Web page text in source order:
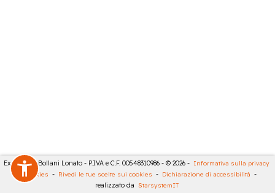
Expert City Bollani Lonato - P.IVA e C.F. 00548310986 - © 2026 - Informativa sulla privacy
Cookies - Rivedi le tue scelte sui cookies - Dichiarazione di accessibilità -
realizzato da StarsystemIT